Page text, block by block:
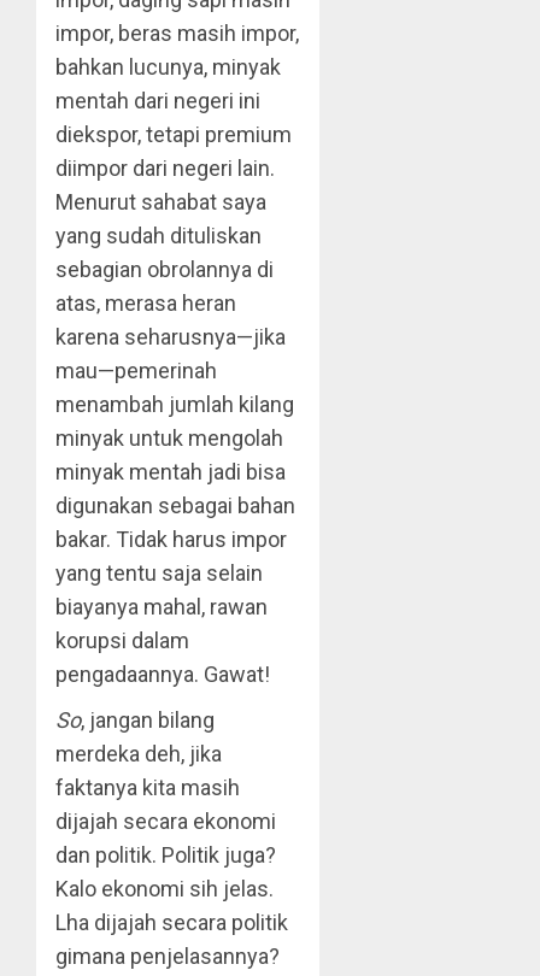
impor, beras masih impor,
bahkan lucunya, minyak
mentah dari negeri ini
diekspor, tetapi premium
diimpor dari negeri lain.
Menurut sahabat saya
yang sudah dituliskan
sebagian obrolannya di
atas, merasa heran
karena seharusnya—jika
mau—pemerinah
menambah jumlah kilang
minyak untuk mengolah
minyak mentah jadi bisa
digunakan sebagai bahan
bakar. Tidak harus impor
yang tentu saja selain
biayanya mahal, rawan
korupsi dalam
pengadaannya. Gawat!
So, jangan bilang
merdeka deh, jika
faktanya kita masih
dijajah secara ekonomi
dan politik. Politik juga?
Kalo ekonomi sih jelas.
Lha dijajah secara politik
gimana penjelasannya?